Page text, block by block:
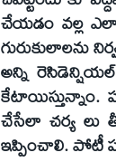
చేయడం వల్ల
గురుకులాలను
అన్ని రెసిడెన్షియల్
కేటాయిస్తున్నాం.
చేసేలా చర్య లు
ఇప్పించాలి. పోటీ